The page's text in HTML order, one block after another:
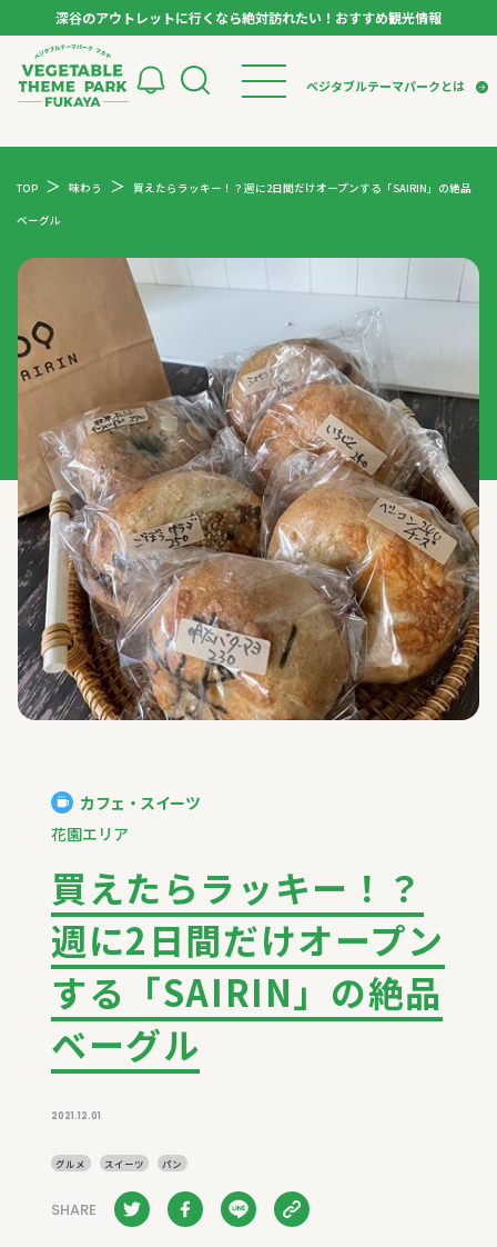
深谷のアウトレットに行くなら絶対訪れたい！おすすめ観光情報
ベジタブルテーマパークとは
検索
スポット
イベント
体験
特集記事
ベジタブルテーマパークとは
VTPキャストミーティング
アンバサダー
レシピ集
TOP 味わう 買えたらラッキー！？週に2日間だけオープンする「SAIRIN」の絶品
ベーグル
カフェ・スイーツ
花園エリア
買えたらラッキー！？
週に2日間だけオープン
する「SAIRIN」の絶品
ベーグル
2021.12.01
グルメ スイーツ パン
SHARE